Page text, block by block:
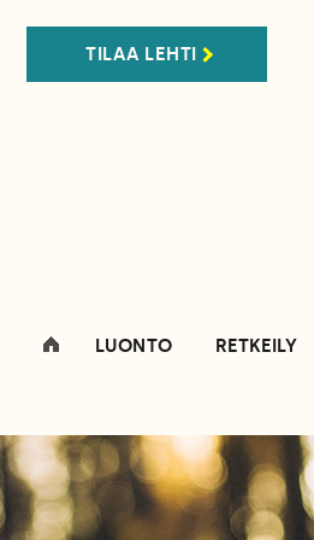
TILAA LEHTI
LUONTO RETKEILY